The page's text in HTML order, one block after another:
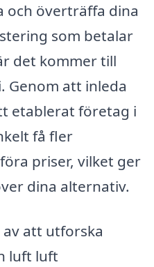
och överträffa dina
som betalar
det kommer till
Genom att inleda
etablerat företag i
få fler
priser, vilket ger
dina alternativ.
att utforska
luft luft